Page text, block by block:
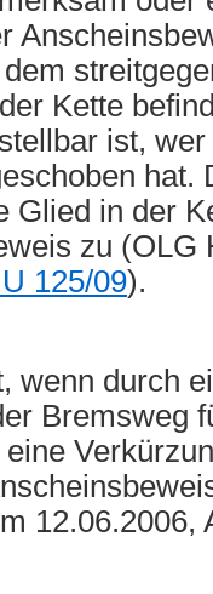
Kette
ist,
hat.
Glied in der
zu (OLG
125/09).
wenn durch
Bremsweg
12.06.2006,